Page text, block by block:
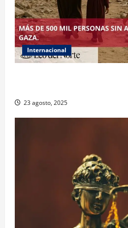
Internacional
23 agosto, 2025